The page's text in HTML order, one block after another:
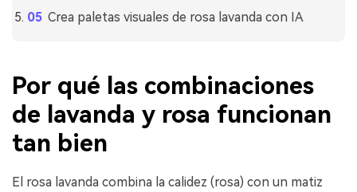
Crea paletas visuales de rosa lavanda con IA
Por qué las combinaciones
de lavanda y rosa funcionan
tan bien
El rosa lavanda combina la calidez (rosa) con un matiz